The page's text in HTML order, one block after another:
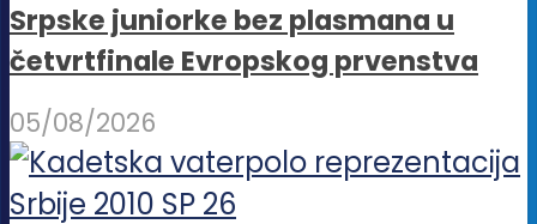
Srpske juniorke bez plasmana u
četvrtfinale Evropskog prvenstva
05/08/2026